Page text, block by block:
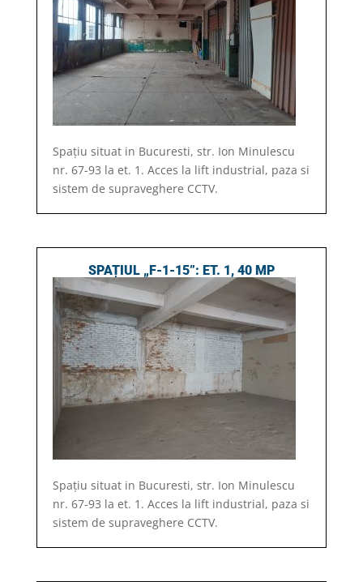
Spațiu situat in Bucuresti, str. Ion Minulescu
nr. 67-93 la et. 1. Acces la lift industrial, paza si
sistem de supraveghere CCTV.
SPAȚIUL „F-1-15”: ET. 1, 40 MP
Spațiu situat in Bucuresti, str. Ion Minulescu
nr. 67-93 la et. 1. Acces la lift industrial, paza si
sistem de supraveghere CCTV.